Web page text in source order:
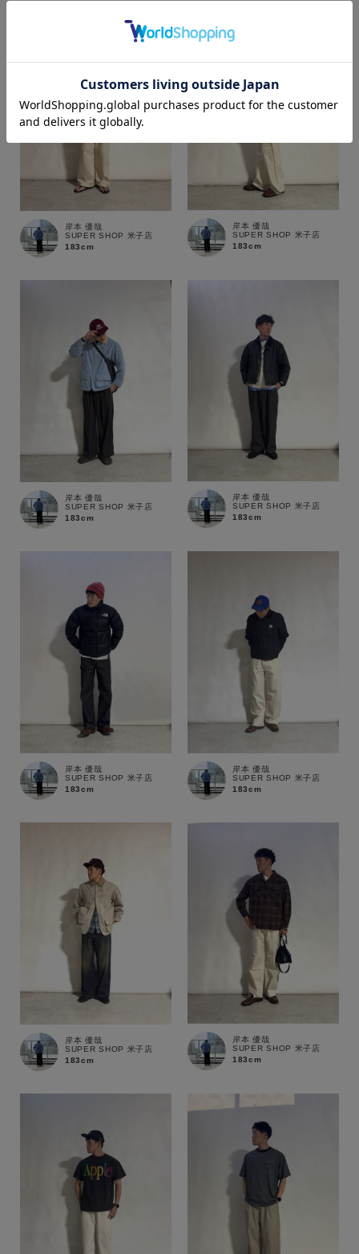
商品タイプ
在庫あり 在庫なし含む
岸本 優哉
SUPER SHOP 米子店
183cm
岸本 優哉
SUPER SHOP 米子店
183cm
岸本 優哉
SUPER SHOP 米子店
183cm
岸本 優哉
SUPER SHOP 米子店
183cm
岸本 優哉
SUPER SHOP 米子店
183cm
岸本 優哉
SUPER SHOP 米子店
183cm
岸本 優哉
SUPER SHOP 米子店
183cm
岸本 優哉
SUPER SHOP 米子店
183cm